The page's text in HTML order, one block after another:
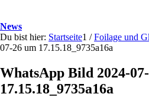
News
Du bist hier: Startseite1 / Foilage und
07-26 um 17.15.18_9735a16a
WhatsApp Bild 2024-
17.15.18_9735a16a